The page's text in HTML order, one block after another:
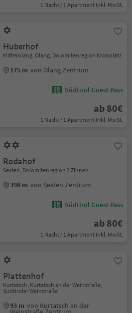
1 Nacht / 1 Apartment Inkl. MwSt.
Huberhof
Mitterolang, Olang, Dolomitenregion Kronplatz
175 m von Olang Zentrum
Südtirol Guest Pass
ab 80€
1 Nacht / 1 Apartment Inkl. MwSt.
Rodahof
Sexten, Dolomitenregion 3 Zinnen
398 m von Sexten Zentrum
Südtirol Guest Pass
ab 80€
1 Nacht / 1 Apartment Inkl. MwSt.
Plattenhof
Kurtatsch, Kurtatsch an der Weinstraße,
Südtiroler Weinstraße
93 m von Kurtatsch an der